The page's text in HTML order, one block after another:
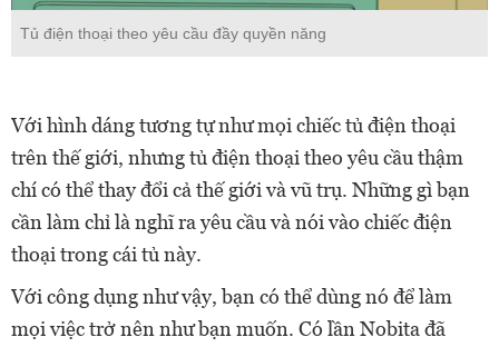
Tủ điện thoại theo yêu cầu đầy quyền năng
Với hình dáng tương tự như mọi chiếc tủ điện thoại
trên thế giới, nhưng tủ điện thoại theo yêu cầu thậm
chí có thể thay đổi cả thế giới và vũ trụ. Những gì bạn
cần làm chỉ là nghĩ ra yêu cầu và nói vào chiếc điện
thoại trong cái tủ này.
Với công dụng như vậy, bạn có thể dùng nó để làm
mọi việc trở nên như bạn muốn. Có lần Nobita đã